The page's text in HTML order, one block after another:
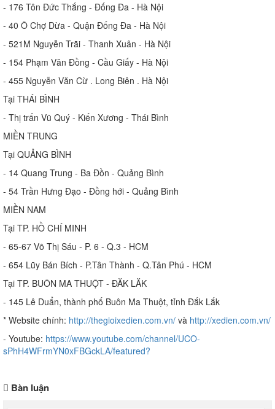
- 176 Tôn Đức Thắng - Đống Đa - Hà Nội
- 40 Ô Chợ Dừa - Quận Đống Đa - Hà Nội
- 521M Nguyễn Trãi - Thanh Xuân - Hà Nội
- 154 Phạm Văn Đồng - Cầu Giấy - Hà Nội
- 455 Nguyễn Văn Cừ . Long Biên . Hà Nội
Tại THÁI BÌNH
- Thị trấn Vũ Quý - Kiến Xương - Thái Bình
MIỀN TRUNG
Tại QUẢNG BÌNH
- 14 Quang Trung - Ba Đồn - Quảng Bình
- 54 Trần Hưng Đạo - Đồng hới - Quảng Bình
MIỀN NAM
Tại TP. HỒ CHÍ MINH
- 65-67 Võ Thị Sáu - P. 6 - Q.3 - HCM
- 654 Lũy Bán Bích - P.Tân Thành - Q.Tân Phú - HCM
Tại TP. BUÔN MA THUỘT - ĐĂK LĂK
- 145 Lê Duẩn, thành phố Buôn Ma Thuột, tỉnh Đắk Lắk
* Website chính: http://thegioixedien.com.vn/ và http://xedien.com.vn/
- Youtube: https://www.youtube.com/channel/UCO-
sPhH4WFrmYN0xFBGckLA/featured?
Bàn luận